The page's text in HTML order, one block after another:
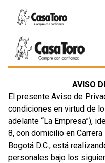
AVISO
El presente Aviso de
condiciones en virtud de
adelante “La Empresa”),
8, con domicilio en
Bogotá D.C., está
personales bajo los